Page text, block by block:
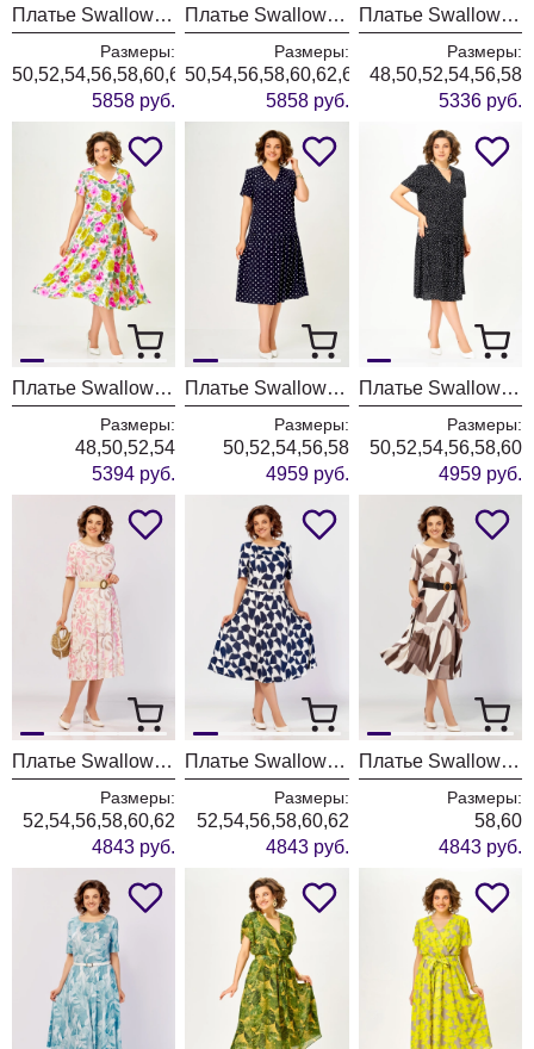
Платье Swallow 900-13 дымчато-сереневый+принт "пионы"
Размеры:
50,52,54,56,58,60,62,64
5858 руб.
Платье Swallow 900-15 синий+принт «молочные узоры»
Размеры:
50,54,56,58,60,62,64
5858 руб.
Платье Swallow 932 молочный+зеленые листья
Размеры:
48,50,52,54,56,58
5336 руб.
Платье Swallow 935 молочный+розово-желтые розы
Размеры:
48,50,52,54
5394 руб.
Платье Swallow 908-3 синий+горох
Размеры:
50,52,54,56,58
4959 руб.
Платье Swallow 908-1 черный+принт горох
Размеры:
50,52,54,56,58,60
4959 руб.
Платье Swallow 929-5 молочный+принт бежево-розовые разводы
Размеры:
52,54,56,58,60,62
4843 руб.
Платье Swallow 929-3 молочный+темно-синяя абстракция
Размеры:
52,54,56,58,60,62
4843 руб.
Платье Swallow 929-1 бежевый+коричневая геометрическая абстракция
Размеры:
58,60
4843 руб.